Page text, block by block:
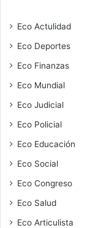
Eco Actulidad
Eco Deportes
Eco Finanzas
Eco Mundial
Eco Judicial
Eco Policial
Eco Educación
Eco Social
Eco Congreso
Eco Salud
Eco Articulista